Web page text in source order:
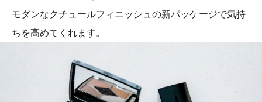
モダンなクチュールフィニッシュの新パッケージで気持
ちを高めてくれます。